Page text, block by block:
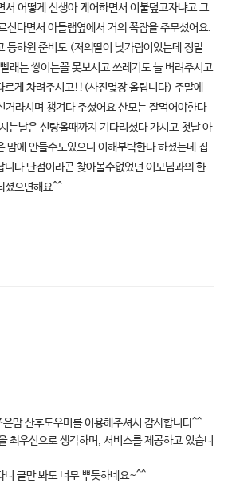
서 어떻게 신생아 케어하면서 이불덮고자냐고 그
신다면서 아들램옆에서 거의 쪽잠을 주무셨어요.
등하원 준비도 (저의딸이 낮가림이있는데 정말
래는 쌓이는꼴 못보시고 쓰레기도 늘 버려주시고
게 차려주시고!!(사진몇장 올립니다) 주말에
거라시며 챙겨다 주셨어요 산모는 잘먹어야한다
는날은 신랑올때까지 기다리셨다 가시고 첫날 아
맘에 안들수도있으니 이해부탁한다 하셨는데 집
다 단점이라곤 찾아볼수없었던 이모님과의 한
셨으면해요^^
맘 산후도우미를 이용해주셔서 감사합니다^^
최우선으로 생각하며, 서비스를 제공하고 있습니
니 글만 봐도 너무 뿌듯하네요~^^